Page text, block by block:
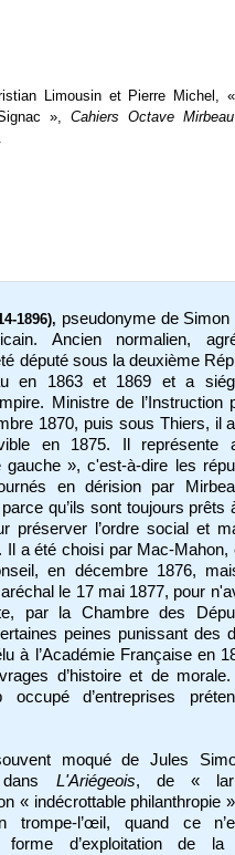
Limousin et Pierre Michel,
», Cahiers Octave Mirbeau
1896), pseudonyme de Simon
Ancien normalien,
député sous la deuxième
en 1863 et 1869 et a
Ministre de l’Instruction
1870, puis sous Thiers, il
en 1875. Il représente
gauche », c'est-à-dire les
en dérision par
parce qu’ils sont toujours prêts
préserver l’ordre social et
Il a été choisi par Mac-Mahon,
en décembre 1876,
le 17 mai 1877, pour
par la Chambre des
peines punissant des
à l’Académie Française en
d’histoire et de morale.
occupé d’entreprises
moqué de Jules
dans L'Ariégeois, de «
« indécrottable philanthropie
trompe-l’œil, quand ce
forme d’exploitation de la